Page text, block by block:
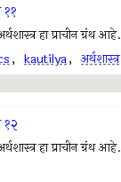
हा प्राचीन ग्रंथ आहे.
, kautilya, अर्थशास्त्र
हा प्राचीन ग्रंथ आहे.